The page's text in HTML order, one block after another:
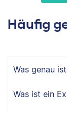
Häufig
Was genau
Was ist ein